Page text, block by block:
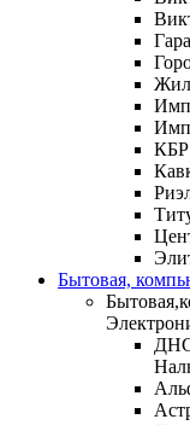
КБР
Бытовая,
ДНС